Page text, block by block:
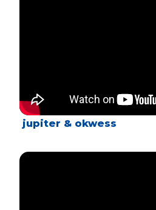
jupiter & okwess